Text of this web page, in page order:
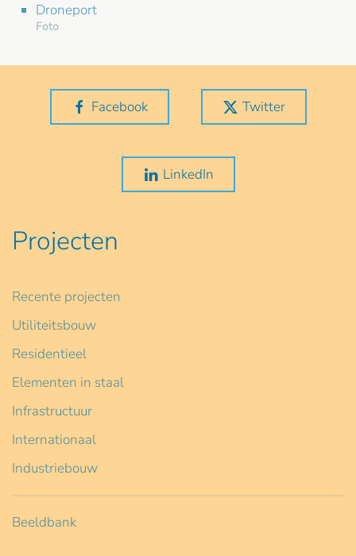
Droneport
Foto
Facebook Twitter
LinkedIn
Projecten
Recente projecten
Utiliteitsbouw
Residentieel
Elementen in staal
Infrastructuur
Internationaal
Industriebouw
Beeldbank